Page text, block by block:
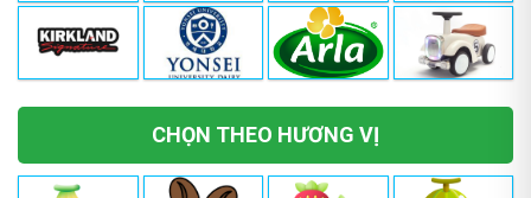
CHỌN THEO HƯƠNG VỊ